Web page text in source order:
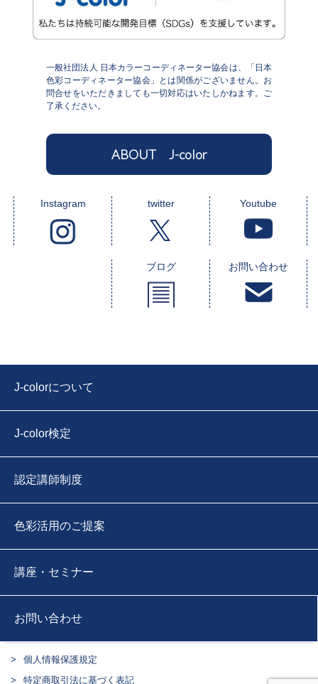
一般社団法人 日本カラーコーディネーター協会は、「日本
色彩コーディネーター協会」とは関係がございません。お
問合せをいただきましても一切対応はいたしかねます。ご
了承ください。
ABOUT J-color
Instagram twitter Youtube
ブログ お問い合わせ
J-colorについて
J-color検定
認定講師制度
色彩活用のご提案
講座・セミナー
お問い合わせ
個人情報保護規定
特定商取引法に基づく表記